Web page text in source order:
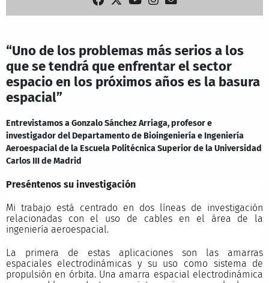
“Uno de los problemas más serios a los
que se tendrá que enfrentar el sector
espacio en los próximos años es la basura
espacial”
Entrevistamos a Gonzalo Sánchez Arriaga, profesor e
investigador del Departamento de Bioingeniería e Ingeniería
Aeroespacial de la Escuela Politécnica Superior de la Universidad
Carlos III de Madrid
Preséntenos su investigación
Mi trabajo está centrado en dos líneas de investigación
relacionadas con el uso de cables en el área de la
ingeniería aeroespacial.
La primera de estas aplicaciones son las amarras
espaciales electrodinámicas y su uso como sistema de
propulsión en órbita. Una amarra espacial electrodinámica